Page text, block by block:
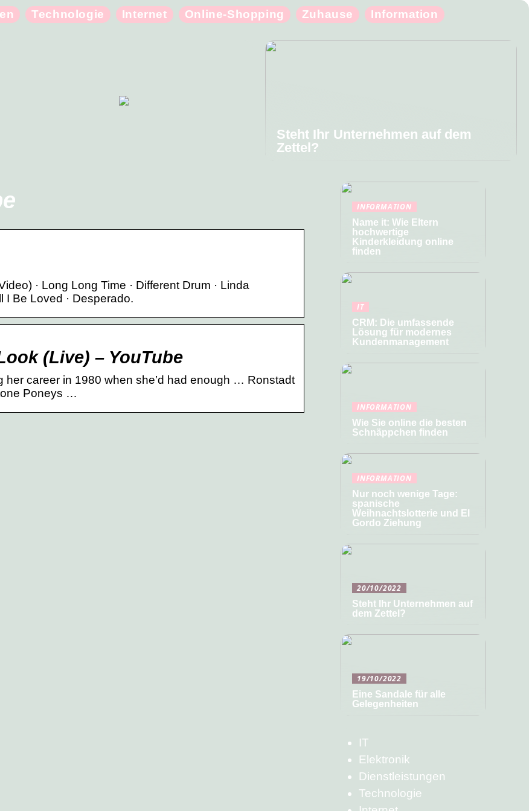
Technologie Internet Online-Shopping Zuhause Information
Steht Ihr Unternehmen auf dem
Zettel?
· Long Long Time · Different Drum · Linda
I Be Loved · Desperado.
(Live) – YouTube
career in 1980 when she’d had enough … Ronstadt
Poneys …
INFORMATION
Name it: Wie Eltern
hochwertige
Kinderkleidung online
finden
IT
CRM: Die umfassende
Lösung für modernes
Kundenmanagement
INFORMATION
Wie Sie online die besten
Schnäppchen finden
INFORMATION
Nur noch wenige Tage:
spanische
Weihnachtslotterie und El
Gordo Ziehung
20/10/2022
Steht Ihr Unternehmen auf
dem Zettel?
19/10/2022
Eine Sandale für alle
Gelegenheiten
IT
Elektronik
Dienstleistungen
Technologie